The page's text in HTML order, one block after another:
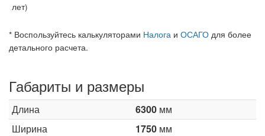
лет)
* Воспользуйтесь калькуляторами Налога и ОСАГО для более
детального расчета.
Габариты и размеры
Длина 6300 мм
Ширина
1750 мм